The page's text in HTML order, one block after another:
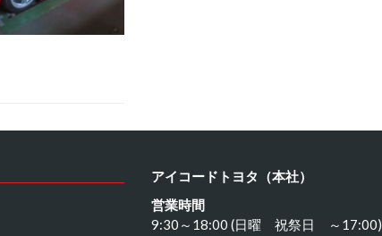
アイコードトヨタ（本社）
営業時間
9:30～18:00 (日曜 祝祭日 ～17:00)